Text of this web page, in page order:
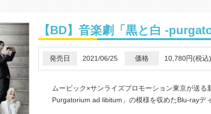
【BD】音楽劇「黒と白 -
発売日 2021/06/25 価格 10,780円(税込)
ムービック×サンライズプロモーション東京が送る
Purgatorium ad libitum」の模様を収めたBlu-rayデ